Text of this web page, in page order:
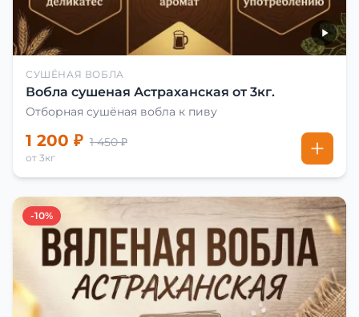
СУШЁНАЯ ВОБЛА
Вобла сушеная Астраханская от 3кг.
Отборная сушёная вобла к пиву
1 200 ₽ 1 450 ₽
от 3кг
-10%